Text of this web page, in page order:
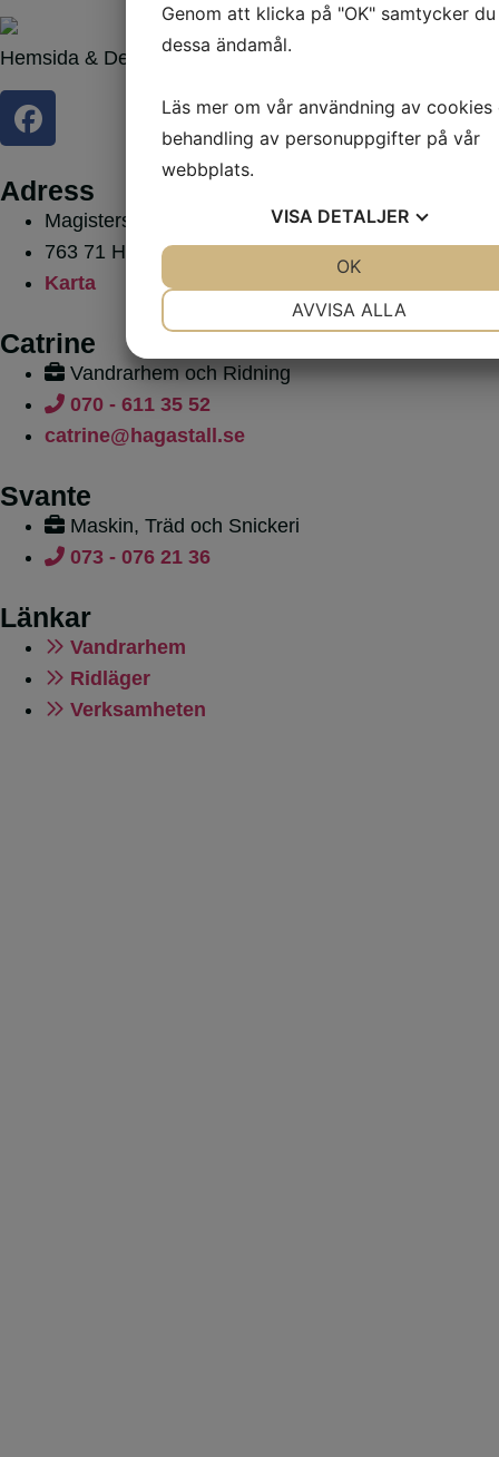
Hemsida & Design av Intendit AB
Adress
Magisterstigen 3
763 71 Herräng
Karta
Catrine
Vandrarhem och Ridning
070 - 611 35 52
catrine@hagastall.se
Svante
Maskin, Träd och Snickeri
073 - 076 21 36
Länkar
Vandrarhem
Ridläger
Verksamheten
Genom att klicka på "OK" samtycker
dessa ändamål.
Läs mer om vår användning av cookies
behandling av personuppgifter på vår
webbplats.
VISA DETALJER
MARKNADSFÖRING
AVVISA ALLA
OK